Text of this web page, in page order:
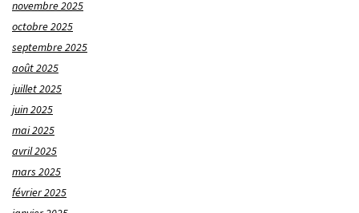
novembre 2025
octobre 2025
septembre 2025
août 2025
juillet 2025
juin 2025
mai 2025
avril 2025
mars 2025
février 2025